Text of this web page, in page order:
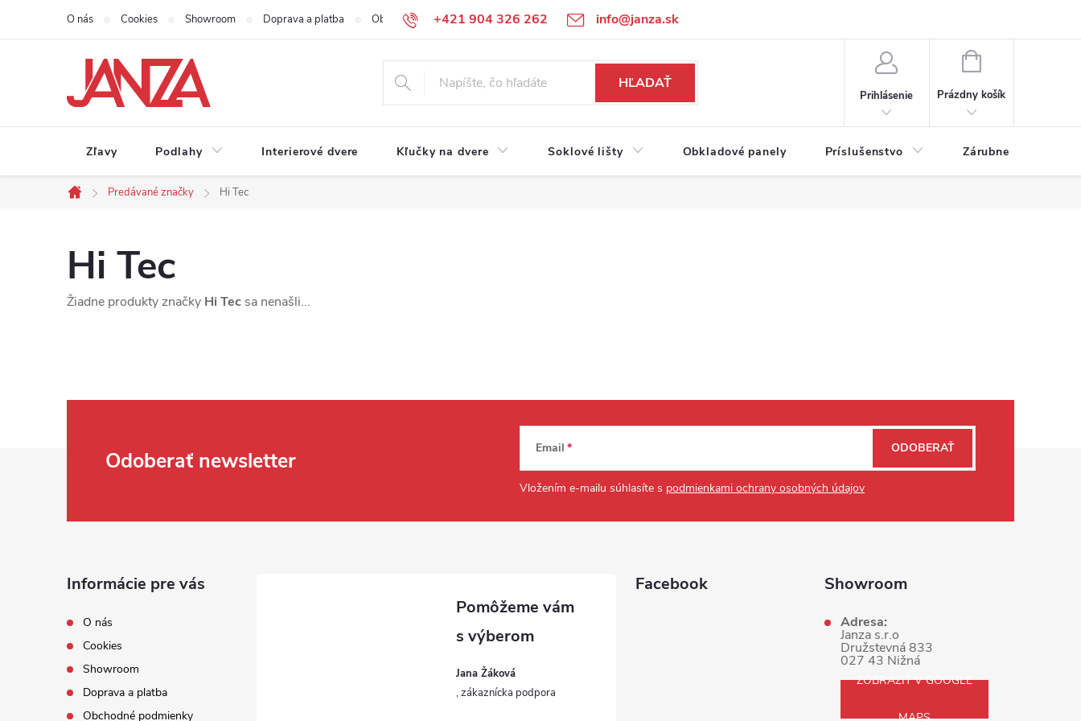
Prejsť na obsah +421 904 326 262 info@janza.sk
O nás Cookies Showroom Doprava a platba Obchodné podmienky Reklamačné podmienky Podmienky ochrany osobných údajov
HĽADAŤ
Prihlásenie
NÁKUPNÝ KOŠÍK
Prázdny košík
Zľavy Podlahy Interierové dvere Kľučky na dvere Soklové lišty Obkladové panely Príslušenstvo Zárubne
Domov
Predávané značky Hi Tec
Hi Tec
Žiadne produkty značky Hi Tec sa nenašli...
Odoberať newsletter Email
Vložením e-mailu súhlasíte s podmienkami ochrany osobných údajov
ODOBERAŤ
Informácie pre vás
O nás
Cookies
Showroom
Doprava a platba
Obchodné podmienky
Jana Žáková
Facebook Showroom
Adresa:
Janza s.r.o
Družstevná 833
027 43 Nižná
ZOBRAZIŤ V GOOGLE
MAPS